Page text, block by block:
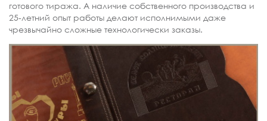
готового тиража. А наличие собственного производства и
25-летний опыт работы делают исполнимыми даже
чрезвычайно сложные технологически заказы.